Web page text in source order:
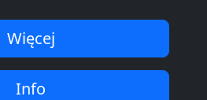
Więcej
Info